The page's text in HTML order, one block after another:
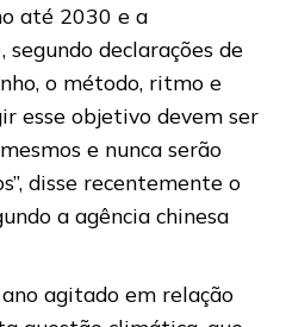
até 2030 e a
declarações de
o método, ritmo e
esse objetivo devem ser
e nunca serão
disse recentemente o
a agência chinesa
agitado em relação